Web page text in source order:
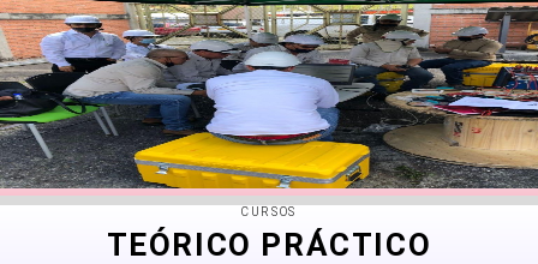
CURSOS
TEÓRICO PRÁCTICO